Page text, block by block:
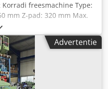
Korradi freesmachine Type:
mm Z-pad: 320 mm Max.
40 Dedpfsq Eh H Ujx Am
130x110x170 cm
Advertentie